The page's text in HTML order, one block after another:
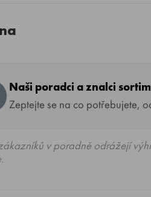
Naši poradci a znalci
Zeptejte se na co potřebujete,
v poradně odrážejí